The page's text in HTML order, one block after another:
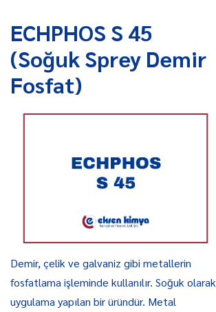
ECHPHOS S 45
(Soğuk Sprey Demir
Fosfat)
Demir, çelik ve galvaniz gibi metallerin
fosfatlama işleminde kullanılır. Soğuk olarak
uygulama yapılan bir üründür. Metal